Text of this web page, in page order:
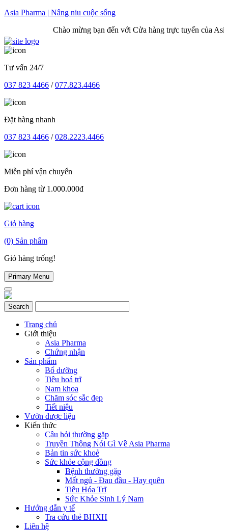
Skip
Asia Pharma | Nâng niu cuộc sống
Chào mừng bạn đến với Cửa hàng trực tuyến của Asia
Tư vấn 24/7
037 823 4466 /077.823.4466
Đặt hàng nhanh
037 823 4466 /028.2223.4466
Miễn phí vận chuyển
Đơn hàng từ 1.000.000đ
Giỏ hàng
(0) Sản phẩm
Giỏ hàng trống!
Primary Menu
Trang chủ
Giới thiệu
Asia Pharma
Chứng nhận
Sản phẩm
Bổ dưỡng
Tiêu hoá trĩ
Nam khoa
Chăm sóc sắc đẹp
Tiết niệu
Vườn dược liệu
Kiến thức
Câu hỏi thường gặp
Truyền Thông Nói Gì Về Asia Pharma
Bản tin sức khoẻ
Sức khỏe cộng đồng
Bệnh thường gặp
Mất ngủ - Đau đầu - Hay quên
Tiêu Hóa Trĩ
Sức Khỏe Sinh Lý Nam
Hướng dẫn y tế
Tra cứu thẻ BHXH
Liên hệ